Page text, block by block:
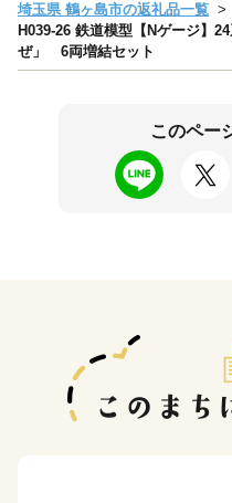
埼玉県 鶴ヶ島市の返礼品一覧
H039-26 鉄道模型【Nゲージ】
ぜ」 6両増結セット
このペー